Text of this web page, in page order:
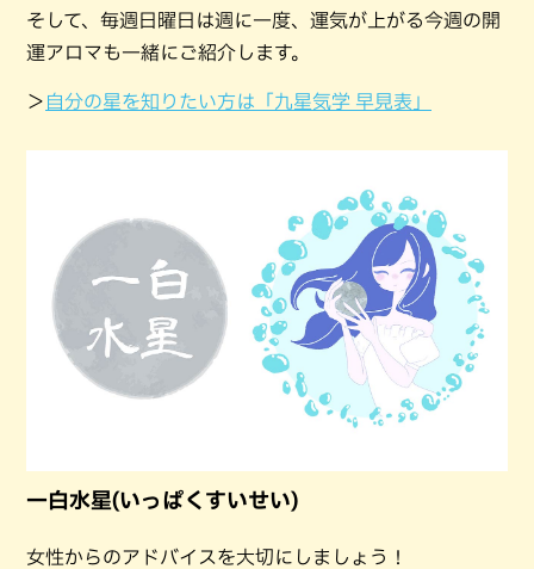
そして、毎週日曜日は週に一度、運気が上がる今週の開
運アロマも一緒にご紹介します。
＞ 自分の星を知りたい方は「九星気学 早見表」
一白水星(いっぱくすいせい)
女性からのアドバイスを大切にしましょう！